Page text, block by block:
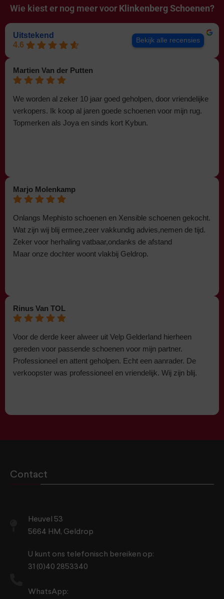
Wie kiest er nog meer voor Klinkenberg Schoenen?
Uitstekend
4.6
Bekijk alle recensies
Martien Van der Putten
We worden al zeker 10 jaar goed geholpen, door vriendelijke
verkopers. Ik koop al jaren goede schoenen voor mijn rug.
Topmerken als Joya en sinds kort Kybun.
Marjo Molenkamp
Onlangs Mephisto schoenen en Xensible schoenen gekocht.
Wat zijn wij blij ermee,zeer vakkundig advies,nemen de tijd.
Zeker voor herhaling vatbaar,ondanks de afstand
Maar onze dochter woont vlakbij Geldrop.
Rinus Van TOL
Voor de derde keer alweer uit Velp Gelderland hierheen
gereden voor passende schoenen voor mijn partner.
Professioneel en attent geholpen. Echt een aanrader. De
verkoopster was professioneel en vriendelijk. Wij zijn blij.
Contact
Heuvel 53
5664 HM, Geldrop
U kunt ons telefonisch bereiken op:
31 (0)40 2853340
WhatsApp: